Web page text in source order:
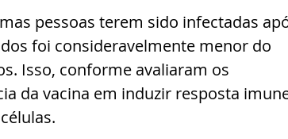
pessoas terem sido infectadas
foi consideravelmente menor do
Isso, conforme avaliaram os
da vacina em induzir resposta